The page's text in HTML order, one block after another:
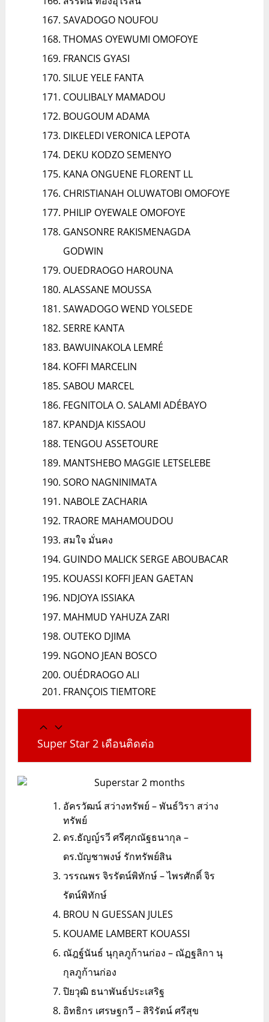
SAVADOGO NOUFOU
THOMAS OYEWUMI OMOFOYE
FRANCIS GYASI
SILUE YELE FANTA
COULIBALY MAMADOU
BOUGOUM ADAMA
DIKELEDI VERONICA LEPOTA
DEKU KODZO SEMENYO
KANA ONGUENE FLORENT LL
CHRISTIANAH OLUWATOBI OMOFOYE
PHILIP OYEWALE OMOFOYE
GANSONRE RAKISMENAGDA
GODWIN
OUEDRAOGO HAROUNA
ALASSANE MOUSSA
SAWADOGO WEND YOLSEDE
SERRE KANTA
BAWUINAKOLA LEMRÉ
KOFFI MARCELIN
SABOU MARCEL
FEGNITOLA O. SALAMI ADÉBAYO
KPANDJA KISSAOU
TENGOU ASSETOURE
MANTSHEBO MAGGIE LETSELEBE
SORO NAGNINIMATA
NABOLE ZACHARIA
TRAORE MAHAMOUDOU
สมใจ มั่นคง
GUINDO MALICK SERGE ABOUBACAR
KOUASSI KOFFI JEAN GAETAN
NDJOYA ISSIAKA
MAHMUD YAHUZA ZARI
OUTEKO DJIMA
NGONO JEAN BOSCO
OUÉDRAOGO ALI
FRANÇOIS TIEMTORE
Super Star 2 เดือนติดต่อ
อัครวัฒน์ สว่างทรัพย์ – พันธ์วิรา สว่าง
ทรัพย์
ดร.ธัญญ์รวี ศรีศุภณัฐธนากุล –
ดร.บัญชาพงษ์ รักทรัพย์สิน
วรรณพร จิรรัตน์พิทักษ์ – ไพรศักดิ์ จิร
รัตน์พิทักษ์
BROU N GUESSAN JULES
KOUAME LAMBERT KOUASSI
ณัฎฐ์นันธ์ นุกุลภูก้านก่อง – ณัฏฐลิกา นุ
กุลภูก้านก่อง
ปิยวุฒิ ธนาพันธ์ประเสริฐ
อิทธิกร เศรษฐกวี – สิริรัตน์ ศรีสุข